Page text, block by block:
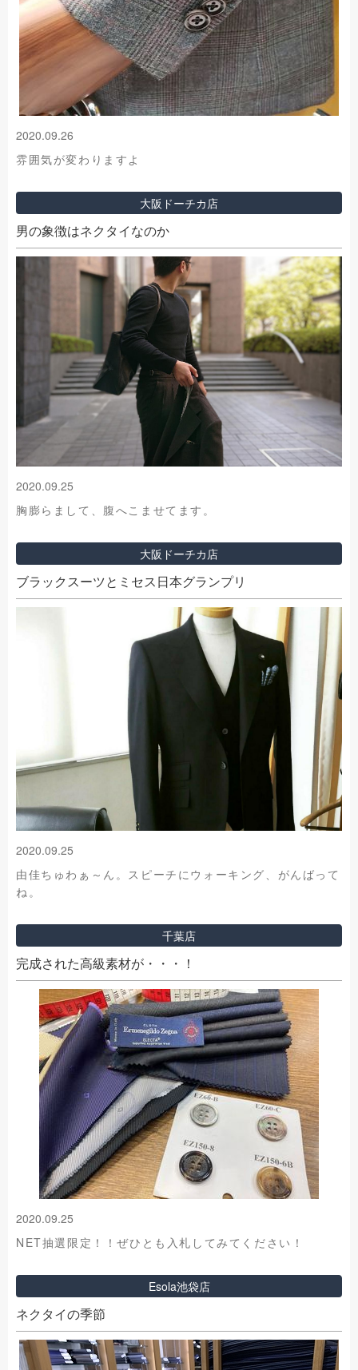
2020.09.26
雰囲気が変わりますよ
大阪ドーチカ店
男の象徴はネクタイなのか
2020.09.25
胸膨らまして、腹へこませてます。
大阪ドーチカ店
ブラックスーツとミセス日本グランプリ
2020.09.25
由佳ちゅわぁ～ん。スピーチにウォーキング、がんばって
ね。
千葉店
完成された高級素材が・・・！
2020.09.25
NET抽選限定！！ぜひとも入札してみてください！
Esola池袋店
ネクタイの季節